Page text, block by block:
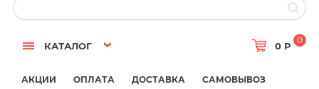
КАТАЛОГ 0 Р
0
АКЦИИ ОПЛАТА ДОСТАВКА САМОВЫВОЗ